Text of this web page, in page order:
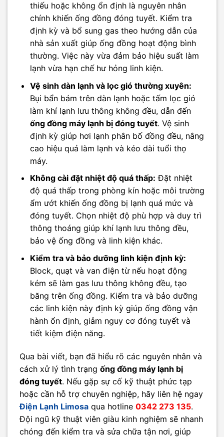
thiếu hoặc không ổn định là nguyên nhân
chính khiến ống đồng đóng tuyết. Kiểm tra
định kỳ và bổ sung gas theo hướng dẫn của
nhà sản xuất giúp ống đồng hoạt động bình
thường. Việc này vừa đảm bảo hiệu suất làm
lạnh vừa hạn chế hư hỏng linh kiện.
Vệ sinh dàn lạnh và lọc gió thường xuyên:
Bụi bẩn bám trên dàn lạnh hoặc tấm lọc gió
làm khí lạnh lưu thông không đều, dẫn đến
ống đồng máy lạnh bị đóng tuyết. Vệ sinh
định kỳ giúp hơi lạnh phân bố đồng đều, nâng
cao hiệu quả làm lạnh và kéo dài tuổi thọ
máy.
Không cài đặt nhiệt độ quá thấp: Đặt nhiệt
độ quá thấp trong phòng kín hoặc môi trường
ẩm ướt khiến ống đồng bị lạnh quá mức và
đóng tuyết. Chọn nhiệt độ phù hợp và duy trì
thông thoáng giúp khí lạnh lưu thông đều,
bảo vệ ống đồng và linh kiện khác.
Kiểm tra và bảo dưỡng linh kiện định kỳ:
Block, quạt và van điện từ nếu hoạt động
kém sẽ làm gas lưu thông không đều, tạo
băng trên ống đồng. Kiểm tra và bảo dưỡng
các linh kiện này định kỳ giúp ống đồng vận
hành ổn định, giảm nguy cơ đóng tuyết và
tiết kiệm điện năng.
Qua bài viết, bạn đã hiểu rõ các nguyên nhân và
cách xử lý tình trạng ống đồng máy lạnh bị
đóng tuyết. Nếu gặp sự cố kỹ thuật phức tạp
hoặc cần hỗ trợ chuyên nghiệp, hãy liên hệ ngay
Điện Lạnh Limosa qua hotline 0342 273 135.
Đội ngũ kỹ thuật viên giàu kinh nghiệm sẽ nhanh
chóng đến kiểm tra và sửa chữa tận nơi, giúp